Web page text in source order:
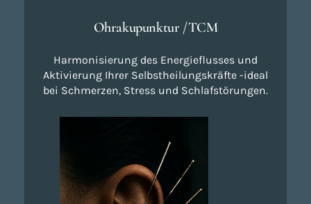
Ohrakupunktur /TCM
Harmonisierung des Energieflusses und
Aktivierung Ihrer Selbstheilungskräfte -ideal
bei Schmerzen, Stress und Schlafstörungen.